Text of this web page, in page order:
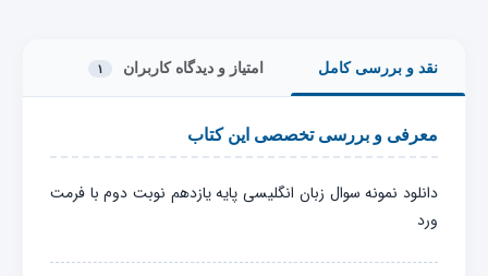
نقد و بررسی کامل امتیاز و دیدگاه کاربران ۱
معرفی و بررسی تخصصی این کتاب
دانلود نمونه سوال زبان انگلیسی پایه یازدهم نوبت دوم با فرمت
ورد